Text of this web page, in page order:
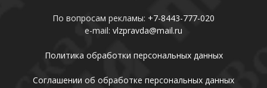
По вопросам рекламы: +7-8443-777-020
e-mail: vlzpravda@mail.ru
Политика обработки персональных данных
Соглашении об обработке персональных данных